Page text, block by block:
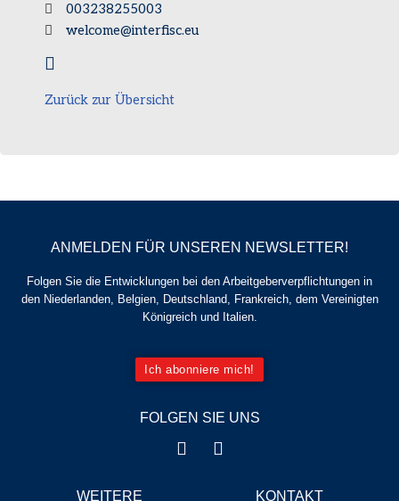
003238255003
welcome@interfisc.eu
Zurück zur Übersicht
KONTAKT
WEITERE
FOLGEN SIE UNS
ANMELDEN FÜR UNSEREN NEWSLETTER!
Folgen Sie die Entwicklungen bei den Arbeitgeberverpflichtungen in
den Niederlanden, Belgien, Deutschland, Frankreich, dem Vereinigten
Königreich und Italien.
Ich abonniere mich!